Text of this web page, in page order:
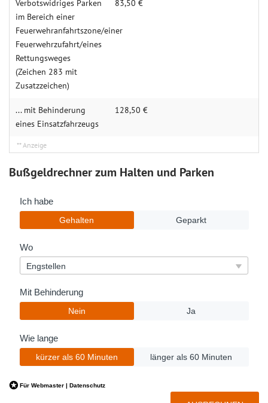
Verbotswidriges Parken
im Bereich einer
Feuerwehranfahrtszone/einer
Feuerwehrzufahrt/eines
Rettungsweges
(Zeichen 283 mit
Zusatzzeichen)
83,50 €
... mit Behinderung
eines Einsatzfahrzeugs
128,50 €
Bußgeldrechner zum Halten und Parken